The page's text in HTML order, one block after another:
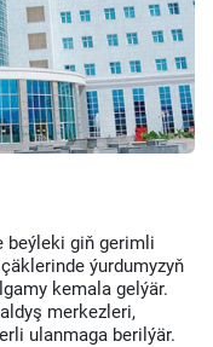
beýleki giň gerimli
ýurdumyzyň
kemala gelýär.
merkezleri,
ulanmaga berilýär.